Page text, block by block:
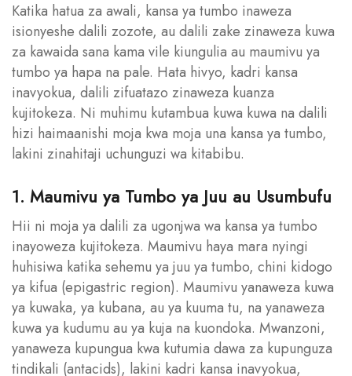
Katika hatua za awali, kansa ya tumbo inaweza
isionyeshe dalili zozote, au dalili zake zinaweza kuwa
za kawaida sana kama vile kiungulia au maumivu ya
tumbo ya hapa na pale. Hata hivyo, kadri kansa
inavyokua, dalili zifuatazo zinaweza kuanza
kujitokeza. Ni muhimu kutambua kuwa kuwa na dalili
hizi haimaanishi moja kwa moja una kansa ya tumbo,
lakini zinahitaji uchunguzi wa kitabibu.
1. Maumivu ya Tumbo ya Juu au Usumbufu
Hii ni moja ya dalili za ugonjwa wa kansa ya tumbo
inayoweza kujitokeza. Maumivu haya mara nyingi
huhisiwa katika sehemu ya juu ya tumbo, chini kidogo
ya kifua (epigastric region). Maumivu yanaweza kuwa
ya kuwaka, ya kubana, au ya kuuma tu, na yanaweza
kuwa ya kudumu au ya kuja na kuondoka. Mwanzoni,
yanaweza kupungua kwa kutumia dawa za kupunguza
tindikali (antacids), lakini kadri kansa inavyokua,